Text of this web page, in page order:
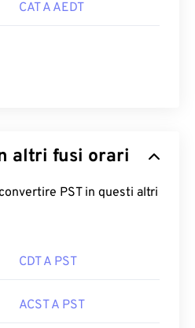
CAT A AEDT
altri fusi orari
PST in questi altri
CDT A PST
ACST A PST